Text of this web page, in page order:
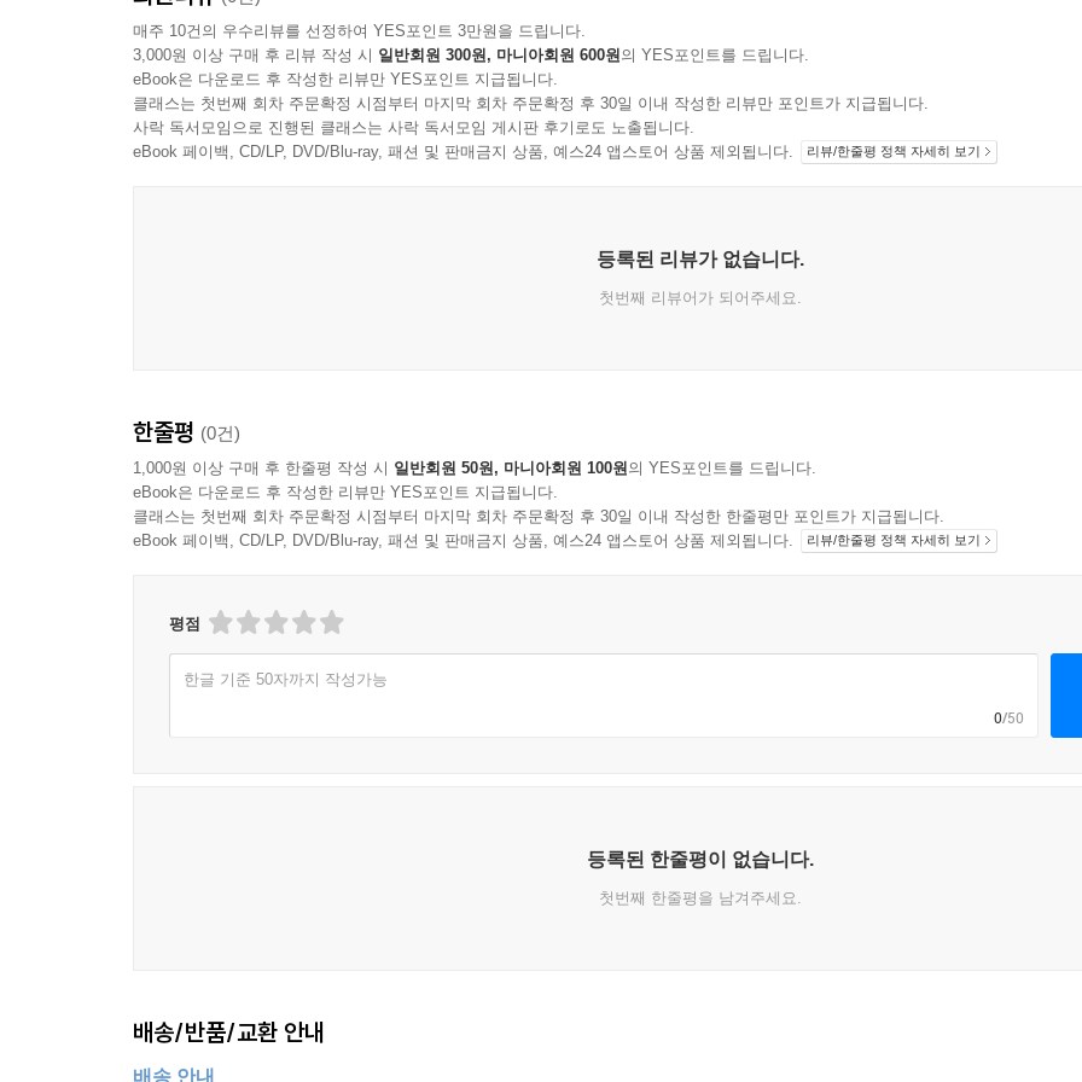
매주 10건의 우수리뷰를 선정하여 YES포인트 3만원을 드립니다.
3,000원 이상 구매 후 리뷰 작성 시 일반회원 300원, 마니아회원 600원의 YES포인트를 드립니다.
eBook은 다운로드 후 작성한 리뷰만 YES포인트 지급됩니다.
클래스는 첫번째 회차 주문확정 시점부터 마지막 회차 주문확정 후 30일 이내 작성한 리뷰만 포인트가 지급됩니다.
사락 독서모임으로 진행된 클래스는 사락 독서모임 게시판 후기로도 노출됩니다.
eBook 페이백, CD/LP, DVD/Blu-ray, 패션 및 판매금지 상품, 예스24 앱스토어 상품 제외됩니다.
리뷰/한줄평 정책 자세히 보기
등록된 리뷰가 없습니다.
첫번째 리뷰어가 되어주세요.
한줄평 (0건)
1,000원 이상 구매 후 한줄평 작성 시 일반회원 50원, 마니아회원 100원의 YES포인트를 드립니다.
eBook은 다운로드 후 작성한 리뷰만 YES포인트 지급됩니다.
클래스는 첫번째 회차 주문확정 시점부터 마지막 회차 주문확정 후 30일 이내 작성한 한줄평만 포인트가 지급됩니다.
eBook 페이백, CD/LP, DVD/Blu-ray, 패션 및 판매금지 상품, 예스24 앱스토어 상품 제외됩니다.
리뷰/한줄평 정책 자세히 보기
평점
한글 기준 50자까지 작성가능
0/50
등록된 한줄평이 없습니다.
첫번째 한줄평을 남겨주세요.
배송/반품/교환 안내
배송 안내